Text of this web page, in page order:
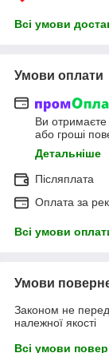
Всі умови
Умови оплати
Ви
або гроші
Детальніше
Післяплата
Оплата за
Всі умови
Умови
Законом не
належної якості
Всі умови